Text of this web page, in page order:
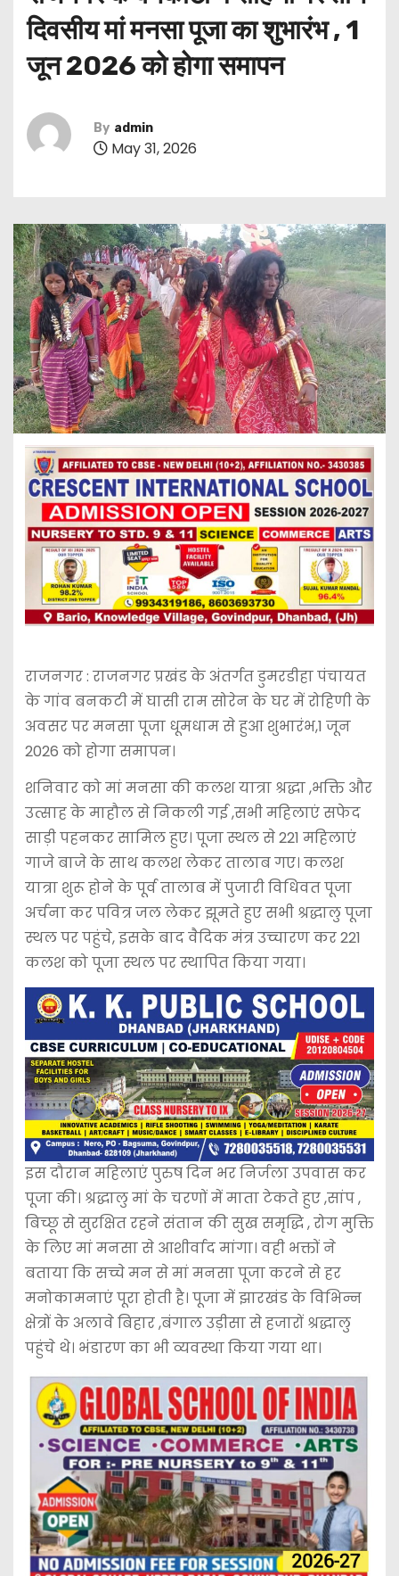
दिवसीय मां मनसा पूजा का शुभारंभ , 1
जून 2026 को होगा समापन
By admin
May 31, 2026
राजनगर : राजनगर प्रखंड के अंतर्गत डुमरडीहा पंचायत
के गांव बनकटी में घासी राम सोरेन के घर में रोहिणी के
अवसर पर मनसा पूजा धूमधाम से हुआ शुभारंभ,1 जून
2026 को होगा समापन।
शनिवार को मां मनसा की कलश यात्रा श्रद्धा ,भक्ति और
उत्साह के माहौल से निकली गई ,सभी महिलाएं सफेद
साड़ी पहनकर सामिल हुए। पूजा स्थल से 221 महिलाएं
गाजे बाजे के साथ कलश लेकर तालाब गए। कलश
यात्रा शुरू होने के पूर्व तालाब में पुजारी विधिवत पूजा
अर्चना कर पवित्र जल लेकर झूमते हुए सभी श्रद्धालु पूजा
स्थल पर पहुंचे, इसके बाद वैदिक मंत्र उच्चारण कर 221
कलश को पूजा स्थल पर स्थापित किया गया।
इस दौरान महिलाएं पुरुष दिन भर निर्जला उपवास कर
पूजा की। श्रद्धालु मां के चरणों में माता टेकते हुए ,सांप ,
बिच्छू से सुरक्षित रहने संतान की सुख समृद्धि , रोग मुक्ति
के लिए मां मनसा से आशीर्वाद मांगा। वही भक्तों ने
बताया कि सच्चे मन से मां मनसा पूजा करने से हर
मनोकामनाएं पूरा होती है। पूजा में झारखंड के विभिन्न
क्षेत्रों के अलावे बिहार ,बंगाल उड़ीसा से हजारों श्रद्धालु
पहुंचे थे। भंडारण का भी व्यवस्था किया गया था।